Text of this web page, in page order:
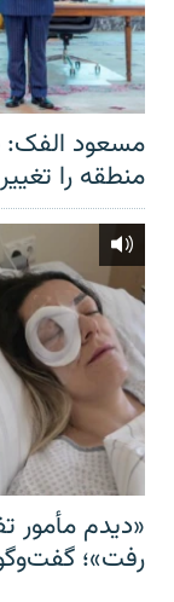
مسعود الفک:
منطقه را
«دیدم مأمور
رفت»؛